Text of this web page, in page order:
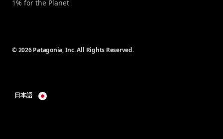
1% for the Planet
© 2026 Patagonia, Inc. All Rights Reserved.
日本語